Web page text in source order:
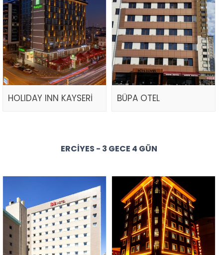
HOLIDAY INN KAYSERİ BÜPA OTEL
ERCIYES - 3 GECE 4 GÜN